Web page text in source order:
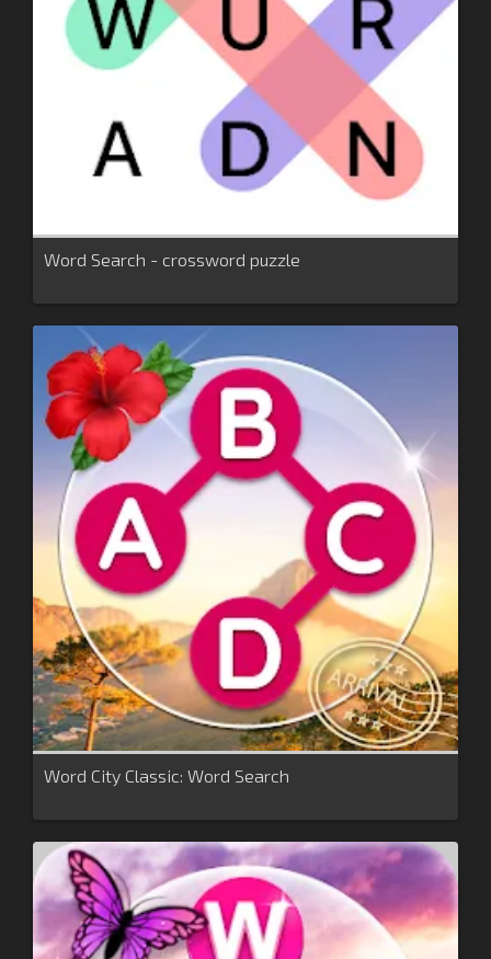
Word Search - crossword puzzle
Word City Classic: Word Search